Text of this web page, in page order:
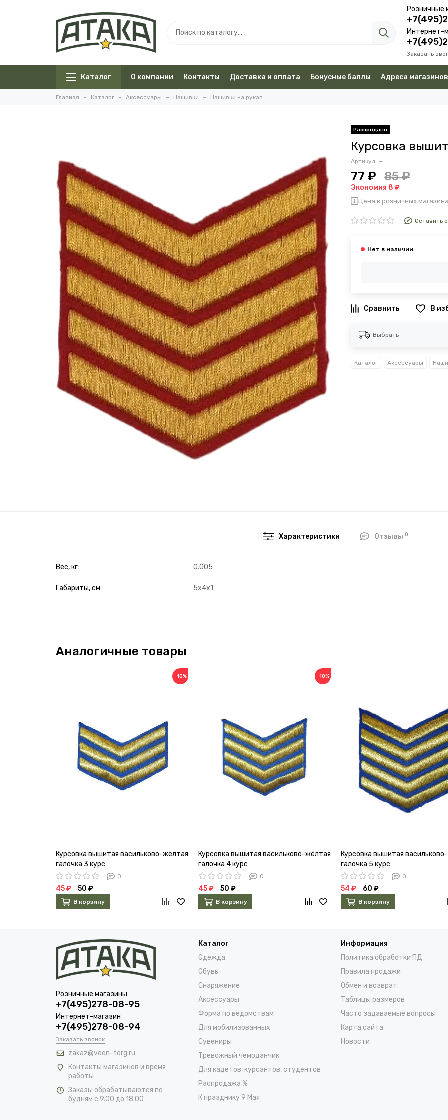
Розничные
Интернет-
Заказать
Каталог О компании Контакты Доставка и оплата Бонусные баллы Адреса магазинов
Главная Каталог Аксессуары Нашивки Нашивки на рукав
Курсовка
Артикул: —
77 ₽ 85 ₽
Экономия 8 ₽
Цена в розничных
Оставить
В
Выбрать
Каталог Аксессуары
Характеристики Отзывы 0
Вес, кг 0.005
Габариты, см 5x4x1
Аналогичные товары
−10%
Курсовка вышитая васильково-жёлтая
галочка 3 курс
0
45 ₽ 50 ₽
В корзину
−10%
Курсовка вышитая васильково-жёлтая
галочка 4 курс
0
45 ₽ 50 ₽
В корзину
Курсовка вышитая
галочка 5 курс
0
54 ₽ 60 ₽
В корзину
Розничные магазины
+7(495)278-08-95
Интернет-магазин
+7(495)278-08-94
Заказать звонок
zakaz@voen-torg.ru
Контакты магазинов и время
работы
Заказы обрабатываются по
будням с 9.00 до 18.00
Каталог
Одежда
Обувь
Снаряжение
Аксессуары
Форма по ведомствам
Для мобилизованных
Сувениры
Тревожный чемоданчик
Для кадетов, курсантов, студентов
Распродажа %
К празднику 9 Мая
Информация
Политика обработки ПД
Правила продажи
Обмен и возврат
Таблицы размеров
Часто задаваемые вопросы
Карта сайта
Новости